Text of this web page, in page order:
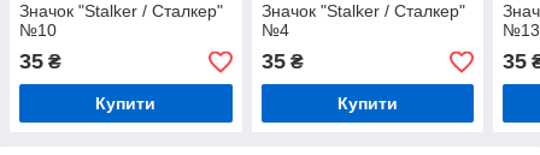
Значок "Stalker / Сталкер"
№10
35 ₴
Купити
Значок "Stalker / Сталкер"
№4
35₴
Купити
№13
35